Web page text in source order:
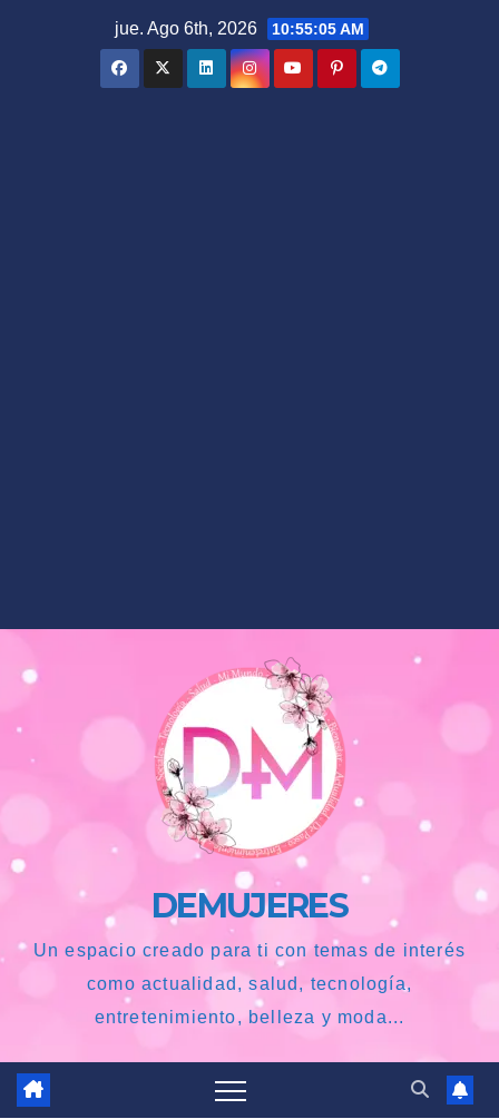
jue. Ago 6th, 2026 10:55:06 AM
DEMUJERES
Un espacio creado para ti con temas de interés
como actualidad, salud, tecnología,
entretenimiento, belleza y moda...